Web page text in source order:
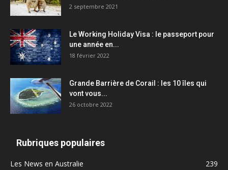
2 septembre 2021
Le Working Holiday Visa : le passeport pour
une année en...
18 février 2022
Grande Barrière de Corail : les 10 îles qui
vont vous...
26 octobre 2022
Rubriques populaires
Les News en Australie
239